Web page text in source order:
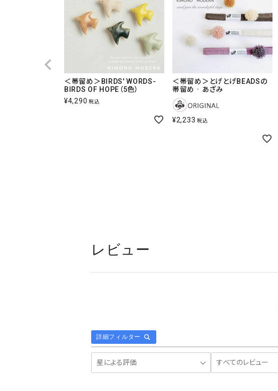
＜帯留め＞BIRDS' WORDS-
BIRDS OF HOPE（5色）
¥4,290 税込
＜帯留め＞とげとげBEADSの
帯留め‐あざみ
¥2,233 税込
レビュー
詳細フィルター